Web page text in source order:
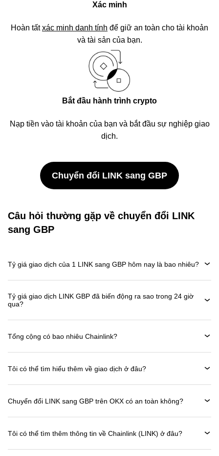
Xác minh
Hoàn tấtxác minh danh tính để giữ an toàn cho tài khoản
và tài sản của bạn.
Bắt đầu hành trình crypto
Nạp tiền vào tài khoản của bạn và bắt đầu sự nghiệp giao
dịch.
Chuyển đổi LINK sang GBP
Câu hỏi thường gặp về chuyển đổi LINK
sang GBP
Tỷ giá giao dịch của 1 LINK sang GBP hôm nay là bao nhiêu?
Tỷ giá giao dịch LINK GBP đã biến động ra sao trong 24 giờ
qua?
Tổng cộng có bao nhiêu Chainlink?
Tôi có thể tìm hiểu thêm về giao dịch ở đâu?
Chuyển đổi LINK sang GBP trên OKX có an toàn không?
Tôi có thể tìm thêm thông tin về Chainlink (LINK) ở đâu?